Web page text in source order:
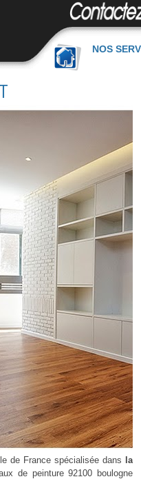
NOS
de France spécialisée dans
la
de peinture 92100 boulogne